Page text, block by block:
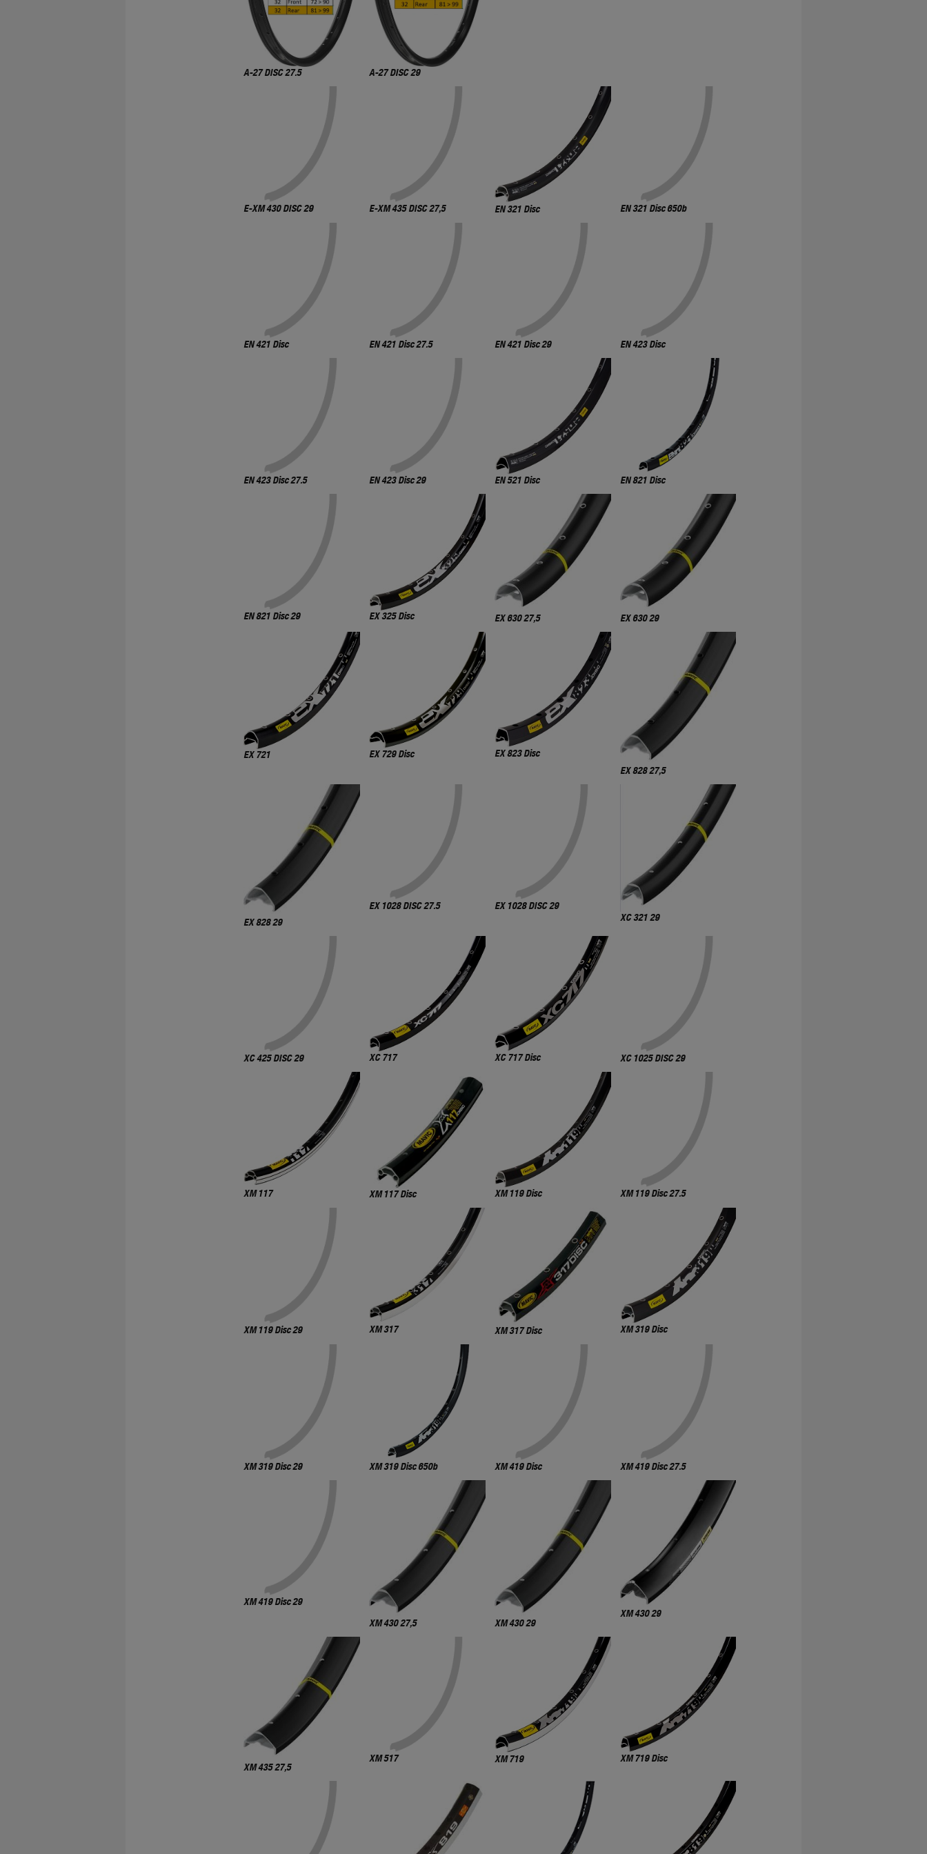
A-27 DISC 27.5 A-27 DISC 29
E-XM 430 DISC 29 E-XM 435 DISC 27,5 EN 321 Disc EN 321 Disc 650b
EN 421 Disc EN 421 Disc 27.5 EN 421 Disc 29 EN 423 Disc
EN 423 Disc 27.5 EN 423 Disc 29 EN 521 Disc EN 821 Disc
EN 821 Disc 29 EX 325 Disc EX 630 27,5 EX 630 29
EX 721 EX 729 Disc
EX 823 Disc
EX 828 27,5
EX 828 29
EX 1028 DISC 27.5
EX 1028 DISC 29
XC 321 29
XC 425 DISC 29 XC 717 XC 717 Disc XC 1025 DISC 29
XM 117 XM 117 Disc XM 119 Disc XM 119 Disc 27.5
XM 119 Disc 29 XM 317 XM 317 Disc XM 319 Disc
XM 319 Disc 29 XM 319 Disc 650b XM 419 Disc XM 419 Disc 27.5
XM 419 Disc 29
XM 430 27,5 XM 430 29
XM 430 29
XM 435 27,5
XM 517 XM 719 XM 719 Disc